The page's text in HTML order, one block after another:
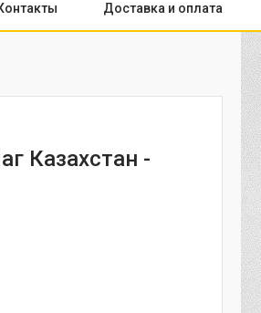
Доставка и оплата
Казахстан -